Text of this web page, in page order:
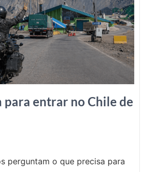
para entrar no Chile de
perguntam o que precisa para